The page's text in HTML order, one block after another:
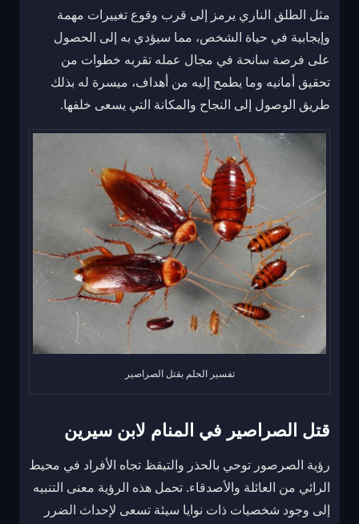
مثل الطلق الناري يرمز إلى قرب وقوع تغييرات مهمة
وإيجابية في حياة الشخص، مما سيؤدي به إلى الحصول
على فرصة سانحة في مجال عمله تقربه خطوات من
تحقيق أمانيه وما يطمح إليه من أهداف، ميسرة له بذلك
طريق الوصول إلى النجاح والمكانة التي يسعى خلفها.
تفسير الحلم بقتل الصراصير
قتل الصراصير في المنام لابن سيرين
رؤية الصرصور توحي بالحذر والتيقظ تجاه الأفراد في محيط
الرائي من العائلة والأصدقاء. تحمل هذه الرؤية معنى التنبيه
إلى وجود شخصيات ذات نوايا سيئة تسعى لإحداث الضرر